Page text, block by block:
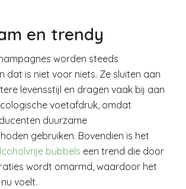
en trendy
worden steeds
dat is niet voor niets. Ze sluiten aan
levensstijl en dragen vaak bij aan
voetafdruk, omdat
duurzame
gebruiken. Bovendien is het
bubbels een trend die door
wordt omarmd, waardoor het
voelt.